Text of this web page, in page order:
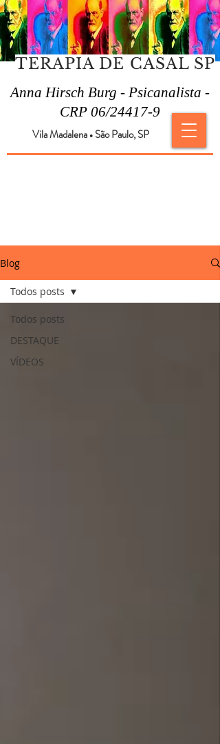
TERAPIA DE CASAL SP
Anna Hirsch Burg - Psicanalista -
CRP 06/24417-9
Vila Madalena ●São Paulo, SP
Blog
Todos posts
DESTAQUE
VÍDEOS
Todos posts